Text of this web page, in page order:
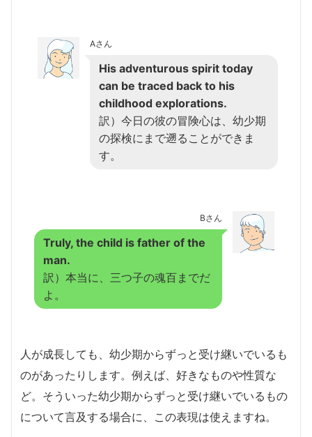
Aさん
His adventurous spirit today
can be traced back to his
childhood explorations.
訳）今日の彼の冒険心は、幼少期
の探検にまで遡ることができま
す。
Bさん
Truly, the child is father of the
man.
訳）本当に、三つ子の魂百までだ
よ。
人が成長しても、幼少期からずっと受け継いでいるも
のがあったりします。例えば、好きなものや性質な
ど。そういった幼少期からずっと受け継いでいるもの
について言及する場合に、この表現は使えますね。